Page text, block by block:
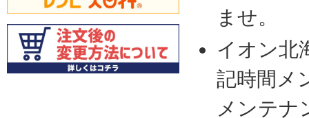
ませ。
イオン北
記時間メ
メンテナ